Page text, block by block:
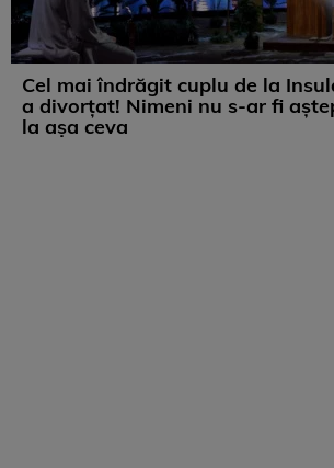
Cel mai îndrăgit cuplu de la
a divorțat! Nimeni nu s-ar fi
la așa ceva